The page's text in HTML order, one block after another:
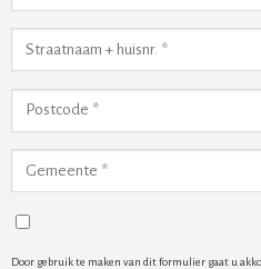
Door gebruik te maken van dit formulier gaat u